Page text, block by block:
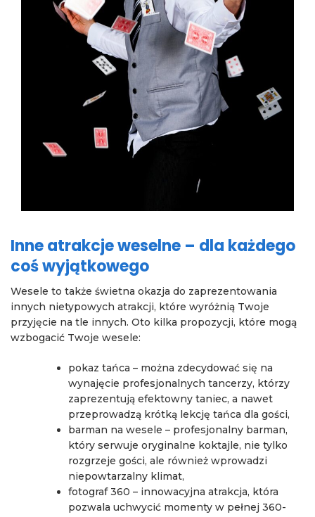
Inne atrakcje weselne – dla każdego
coś wyjątkowego
Wesele to także świetna okazja do zaprezentowania
innych nietypowych atrakcji, które wyróżnią Twoje
przyjęcie na tle innych. Oto kilka propozycji, które mogą
wzbogacić Twoje wesele:
pokaz tańca – można zdecydować się na
wynajęcie profesjonalnych tancerzy, którzy
zaprezentują efektowny taniec, a nawet
przeprowadzą krótką lekcję tańca dla gości,
barman na wesele – profesjonalny barman,
który serwuje oryginalne koktajle, nie tylko
rozgrzeje gości, ale również wprowadzi
niepowtarzalny klimat,
fotograf 360 – innowacyjna atrakcja, która
pozwala uchwycić momenty w pełnej 360-